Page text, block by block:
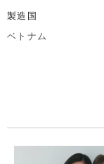
製造国
ベトナム